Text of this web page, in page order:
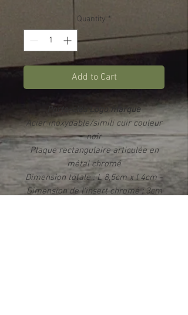
Quantity *
Add to Cart
Porte-clés Logo marque
Acier inoxydable/simili cuir couleur
noir
Plaque rectangulaire articulée en
métal chromé
Dimension totale : L 8,5cm x l 4cm -
Dimension de l'insert chromé : 3cm